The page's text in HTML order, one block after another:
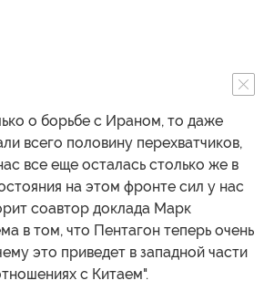
о борьбе с Ираном, то даже
всего половину перехватчиков,
все еще осталась столько же в
на этом фронте сил у нас
соавтор доклада Марк
в том, что Пентагон теперь очень
это приведет в западной части
с Китаем".